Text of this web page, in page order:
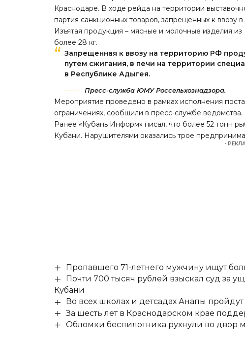
Краснодаре. В ходе рейда на территории
партия санкционных товаров, запрещенных к ввозу
Изъятая продукция – мясные и молочные изделия
более 28 кг.
Запрещенная к ввозу на территорию РФ
путем сжигания, в печи на территории
в Республике Адыгея.
Пресс-служба ЮМУ Россельхознадзора.
Мероприятие проведено в рамках исполнения
ограничениях, сообщили в пресс-службе ведомства.
Ранее «Кубань Информ» писал, что более 52 тонн
Кубани. Нарушителями оказались трое
-
Пропавшего 71-летнего мужчину ищут
Почти 700 тысяч рублей взыскал суд за
Кубани
Во всех школах и детсадах Анапы
За шесть лет в Краснодарском крае
Обломки беспилотника рухнули во двор